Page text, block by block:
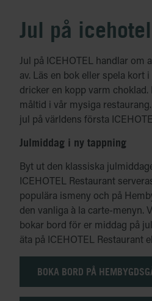
Jul på icehotel
Jul på ICEHOTEL handlar om
av. Läs en bok eller spela kort
dricker en kopp varm
måltid i vår mysiga
jul på världens första
Julmiddag i ny tappning
Byt ut den klassiska
ICEHOTEL Restaurant
populära ismeny och på
den vanliga à la carte-menyn.
bokar bord för er middag på
äta på ICEHOTEL Restaurant
BOKA BORD PÅ